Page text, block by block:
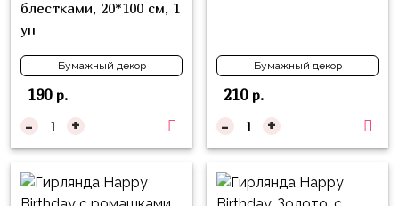
блестками, 20*100 см, 1
уп
Бумажный декор
190р.
- +
Бумажный декор
210р.
- +
Войны
Трансформеры
Овощи
Шары
для